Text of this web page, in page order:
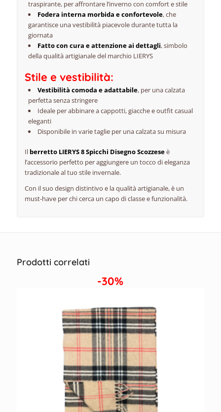
traspirante, per affrontare l’inverno con comfort e stile
Fodera interna morbida e confortevole, che
garantisce una vestibilità piacevole durante tutta la
giornata
Fatto con cura e attenzione ai dettagli, simbolo
della qualità artigianale del marchio LIERYS
Stile e vestibilità:
Vestibilità comoda e adattabile, per una calzata
perfetta senza stringere
Ideale per abbinare a cappotti, giacche e outfit casual
eleganti
Disponibile in varie taglie per una calzata su misura
Il berretto LIERYS 8 Spicchi Disegno Scozzeseè
l’accessorio perfetto per aggiungere un tocco di eleganza
tradizionale al tuo stile invernale.
Con il suo design distintivo e la qualità artigianale, è un
must-have per chi cerca un capo di classe e funzionalità.
Prodotti correlati
-30%